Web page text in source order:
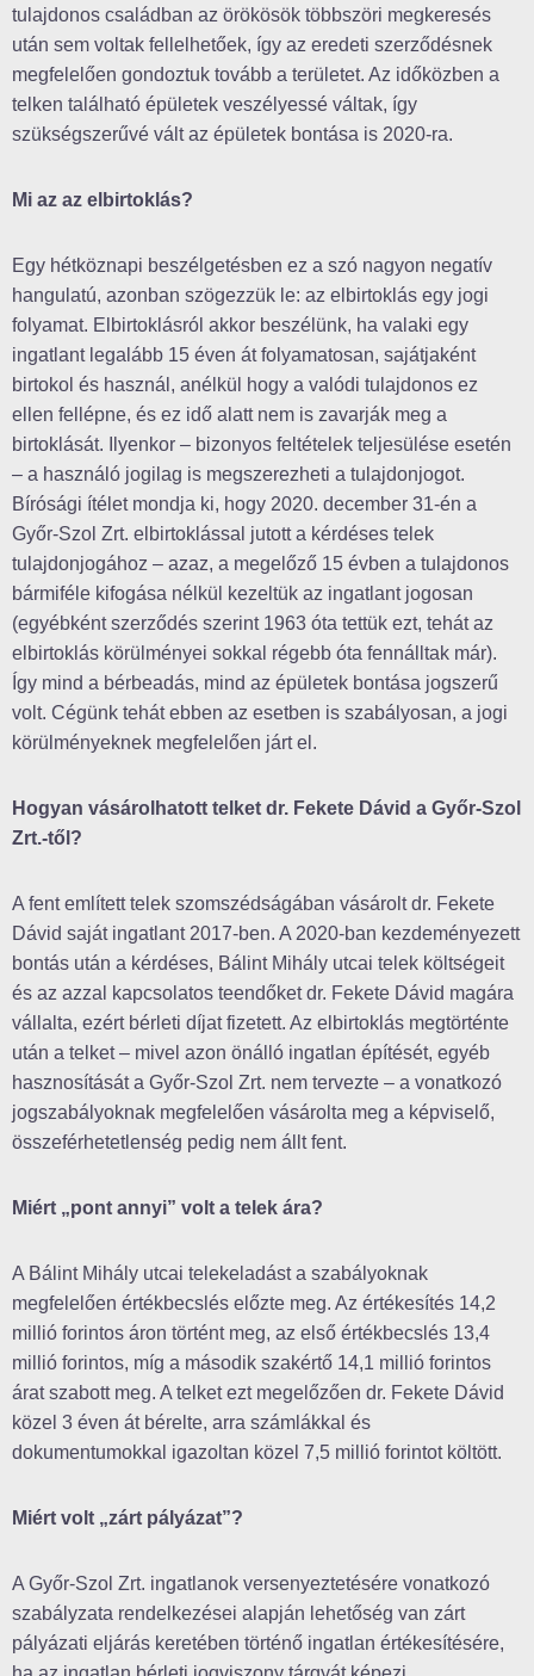
tulajdonos családban az örökösök többszöri megkeresés
után sem voltak fellelhetőek, így az eredeti szerződésnek
megfelelően gondoztuk tovább a területet. Az időközben a
telken található épületek veszélyessé váltak, így
szükségszerűvé vált az épületek bontása is 2020-ra.
Mi az az elbirtoklás?
Egy hétköznapi beszélgetésben ez a szó nagyon negatív
hangulatú, azonban szögezzük le: az elbirtoklás egy jogi
folyamat. Elbirtoklásról akkor beszélünk, ha valaki egy
ingatlant legalább 15 éven át folyamatosan, sajátjaként
birtokol és használ, anélkül hogy a valódi tulajdonos ez
ellen fellépne, és ez idő alatt nem is zavarják meg a
birtoklását. Ilyenkor – bizonyos feltételek teljesülése esetén
– a használó jogilag is megszerezheti a tulajdonjogot.
Bírósági ítélet mondja ki, hogy 2020. december 31-én a
Győr-Szol Zrt. elbirtoklással jutott a kérdéses telek
tulajdonjogához – azaz, a megelőző 15 évben a tulajdonos
bármiféle kifogása nélkül kezeltük az ingatlant jogosan
(egyébként szerződés szerint 1963 óta tettük ezt, tehát az
elbirtoklás körülményei sokkal régebb óta fennálltak már).
Így mind a bérbeadás, mind az épületek bontása jogszerű
volt. Cégünk tehát ebben az esetben is szabályosan, a jogi
körülményeknek megfelelően járt el.
Hogyan vásárolhatott telket dr. Fekete Dávid a Győr-Szol
Zrt.-től?
A fent említett telek szomszédságában vásárolt dr. Fekete
Dávid saját ingatlant 2017-ben. A 2020-ban kezdeményezett
bontás után a kérdéses, Bálint Mihály utcai telek költségeit
és az azzal kapcsolatos teendőket dr. Fekete Dávid magára
vállalta, ezért bérleti díjat fizetett. Az elbirtoklás megtörténte
után a telket – mivel azon önálló ingatlan építését, egyéb
hasznosítását a Győr-Szol Zrt. nem tervezte – a vonatkozó
jogszabályoknak megfelelően vásárolta meg a képviselő,
összeférhetetlenség pedig nem állt fent.
Miért „pont annyi” volt a telek ára?
A Bálint Mihály utcai telekeladást a szabályoknak
megfelelően értékbecslés előzte meg. Az értékesítés 14,2
millió forintos áron történt meg, az első értékbecslés 13,4
millió forintos, míg a második szakértő 14,1 millió forintos
árat szabott meg. A telket ezt megelőzően dr. Fekete Dávid
közel 3 éven át bérelte, arra számlákkal és
dokumentumokkal igazoltan közel 7,5 millió forintot költött.
Miért volt „zárt pályázat”?
A Győr-Szol Zrt. ingatlanok versenyeztetésére vonatkozó
szabályzata rendelkezései alapján lehetőség van zárt
pályázati eljárás keretében történő ingatlan értékesítésére,